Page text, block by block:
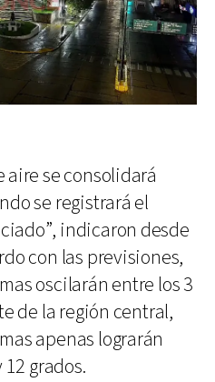
aire se consolidará
se registrará el
indicaron desde
con las previsiones,
oscilarán entre los 3
de la región central,
apenas lograrán
grados.